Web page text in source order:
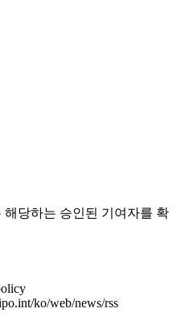
당하는 승인된 기여자를 확
ko/web/news/rss